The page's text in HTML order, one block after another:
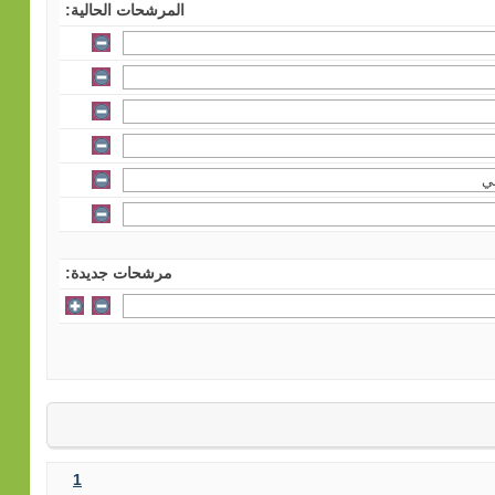
المرشحات الحالية:
مرشحات جديدة:
1